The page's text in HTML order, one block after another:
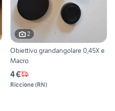
2
Obiettivo grandangolare 0,45X e
Macro
4 €
Riccione(RN)